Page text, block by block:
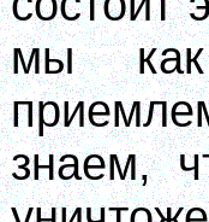
мы
знаем,